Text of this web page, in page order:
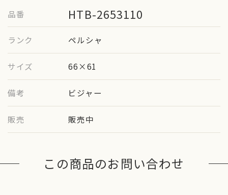
品番 HTB-2653110
ランク ペルシャ
サイズ 66×61
備考 ビジャー
販売 販売中
この商品のお問い合わせ